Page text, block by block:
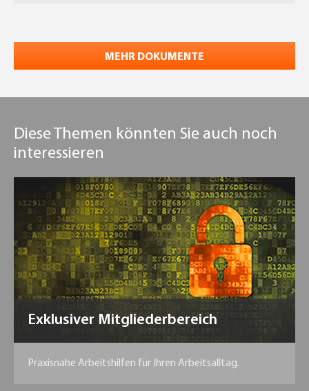
MEHR DOKUMENTE
Diese Themen könnten Sie auch noch
interessieren
Exklusiver Mitgliederbereich
Praxisnahe Arbeitshilfen für Ihren Arbeitsalltag.